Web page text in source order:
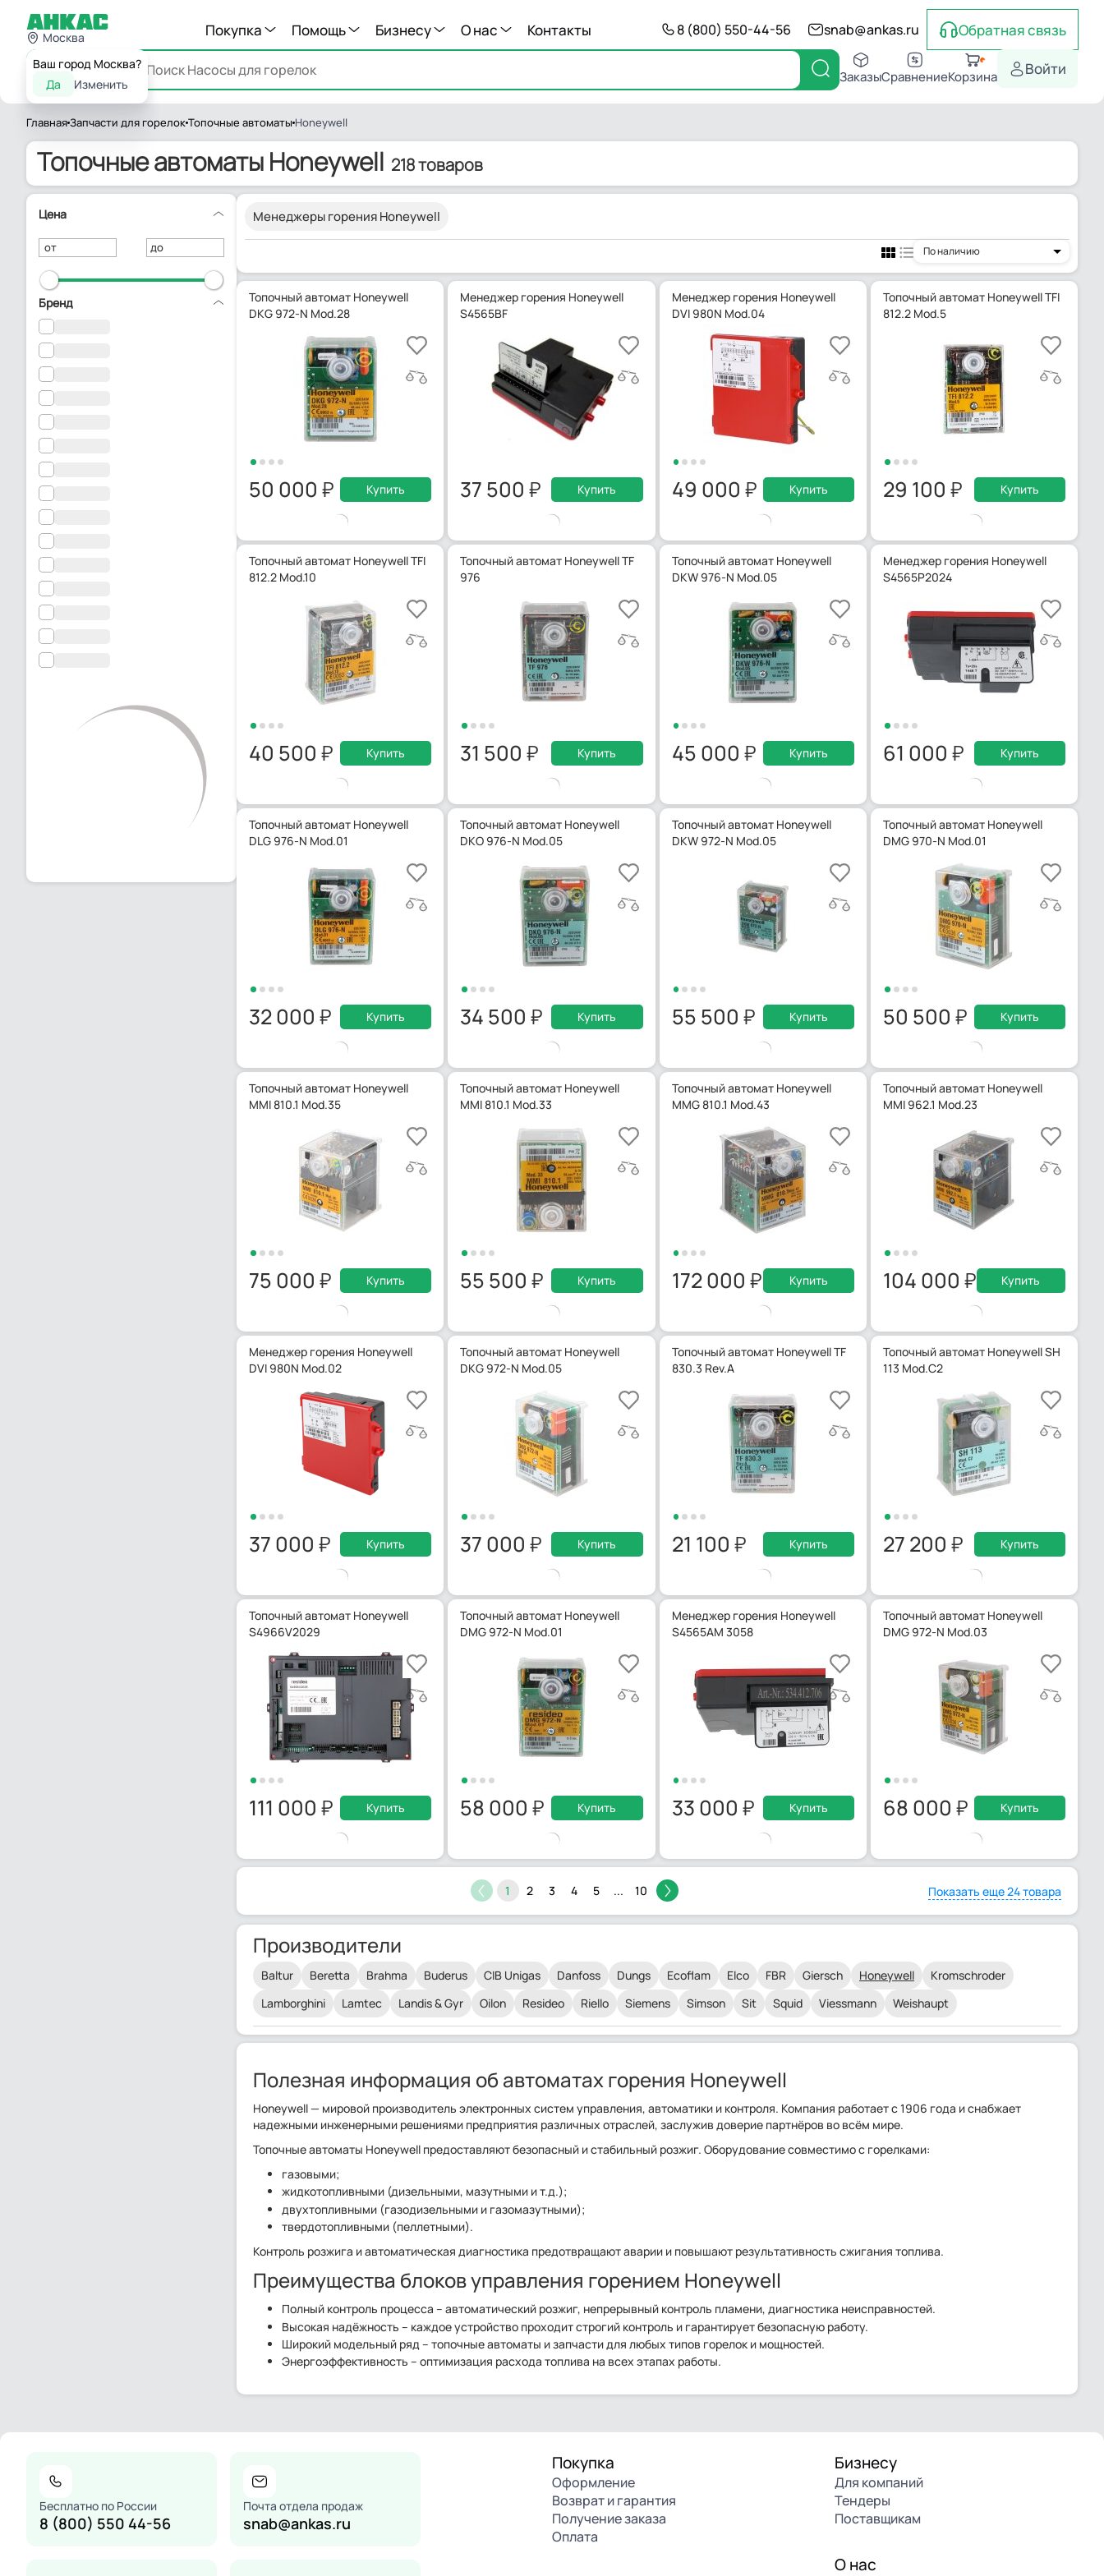
Москва
Ваш город Москва?
Да
Изменить
Покупка Помощь Бизнесу О нас Контакты 8 (800) 550-44-56 snab@ankas.ru Обратная связь
Каталог ЗаказыСравнениеКорзина Войти
ГлавнаяЗапчасти для горелокТопочные автоматы Honeywell
Топочные автоматы Honeywell 218 товаров
Цена
от до
Бренд
Менеджеры горения Honeywell
По наличию
Топочный автомат Honeywell
DKG 972-N Mod.28
50 000 Купить
Менеджер горения Honeywell
S4565BF
37 500 Купить
Менеджер горения Honeywell
DVI 980N Mod.04
49 000 Купить
Топочный автомат Honeywell TFI
812.2 Mod.5
29 100 Купить
Топочный автомат Honeywell TFI
812.2 Mod.10
40 500 Купить
Топочный автомат Honeywell TF
976
31 500 Купить
Топочный автомат Honeywell
DKW 976-N Mod.05
45 000 Купить
Менеджер горения Honeywell
S4565P2024
61 000 Купить
Топочный автомат Honeywell
DLG 976-N Mod.01
32 000 Купить
Топочный автомат Honeywell
DKO 976-N Mod.05
34 500 Купить
Топочный автомат Honeywell
DKW 972-N Mod.05
55 500 Купить
Топочный автомат Honeywell
DMG 970-N Mod.01
50 500 Купить
Топочный автомат Honeywell
MMI 810.1 Mod.35
75 000 Купить
Топочный автомат Honeywell
MMI 810.1 Mod.33
55 500 Купить
Топочный автомат Honeywell
MMG 810.1 Mod.43
172 000 Купить
Топочный автомат Honeywell
MMI 962.1 Mod.23
104 000 Купить
Менеджер горения Honeywell
DVI 980N Mod.02
37 000 Купить
Топочный автомат Honeywell
DKG 972-N Mod.05
37 000 Купить
Топочный автомат Honeywell TF
830.3 Rev.A
21 100 Купить
Топочный автомат Honeywell SH
113 Mod.C2
27 200 Купить
Топочный автомат Honeywell
S4966V2029
111 000 Купить
Топочный автомат Honeywell
DMG 972-N Mod.01
58 000 Купить
Менеджер горения Honeywell
S4565AM 3058
33 000 Купить
Топочный автомат Honeywell
DMG 972-N Mod.03
68 000 Купить
1 2 3 4 5 ... 10 Показать еще 24 товара
Производители
Baltur Beretta Brahma Buderus CIB Unigas Danfoss Dungs Ecoflam Elco FBR Giersch Honeywell
Kromschroder
Lamborghini
Lamtec Landis & Gyr Oilon Resideo Riello Siemens Simson Sit Squid Viessmann Weishaupt
Полезная информация об автоматах горения Honeywell
Honeywell — мировой производитель электронных систем управления, автоматики и контроля. Компания работает с 1906 года и снабжает
надежными инженерными решениями предприятия различных отраслей, заслужив доверие партнёров во всём мире.
Топочные автоматы Honeywell предоставляют безопасный и стабильный розжиг. Оборудование совместимо с горелками:
газовыми;
жидкотопливными (дизельными, мазутными и т.д.);
двухтопливными (газодизельными и газомазутными);
твердотопливными (пеллетными).
Контроль розжига и автоматическая диагностика предотвращают аварии и повышают результативность сжигания топлива.
Преимущества блоков управления горением Honeywell
Полный контроль процесса – автоматический розжиг, непрерывный контроль пламени, диагностика неисправностей.
Высокая надёжность – каждое устройство проходит строгий контроль и гарантирует безопасную работу.
Широкий модельный ряд – топочные автоматы и запчасти для любых типов горелок и мощностей.
Энергоэффективность – оптимизация расхода топлива на всех этапах работы.
Бесплатно по России
8 (800) 550 44-56
Почта отдела продаж
snab@ankas.ru
Покупка
Оформление
Возврат и гарантия
Получение заказа
Оплата
Бизнесу
Для компаний
Тендеры
Поставщикам
О нас